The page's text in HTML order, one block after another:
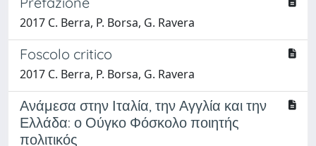
2017 C. Berra, P. Borsa, G. Ravera
Foscolo critico
2017 C. Berra, P. Borsa, G. Ravera
Ανάμεσα στην Ιταλία, την Αγγλία και την
Ελλάδα: ο Ούγκο Φόσκολο ποιητής
πολιτικός